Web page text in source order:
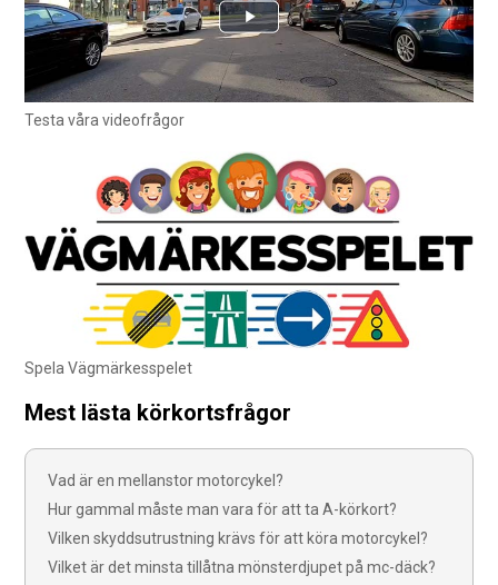
Testa våra videofrågor
Spela Vägmärkesspelet
Mest lästa körkortsfrågor
Vad är en mellanstor motorcykel?
Hur gammal måste man vara för att ta A-körkort?
Vilken skyddsutrustning krävs för att köra motorcykel?
Vilket är det minsta tillåtna mönsterdjupet på mc-däck?